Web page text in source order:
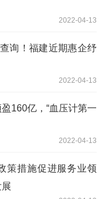
2022-04-13
询！福建近期惠企纾
2022-04-13
160亿，“血压计第一
2022-04-13
策措施促进服务业领